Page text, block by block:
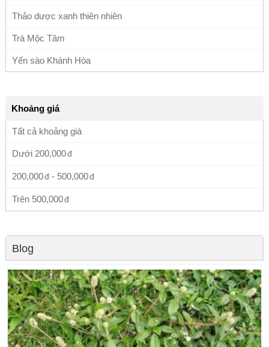
Thảo dược xanh thiên nhiên
Trà Mộc Tâm
Yến sào Khánh Hòa
Khoảng giá
Tất cả khoảng giá
Dưới 200,000
200,000 - 500,000
Trên 500,000
Blog